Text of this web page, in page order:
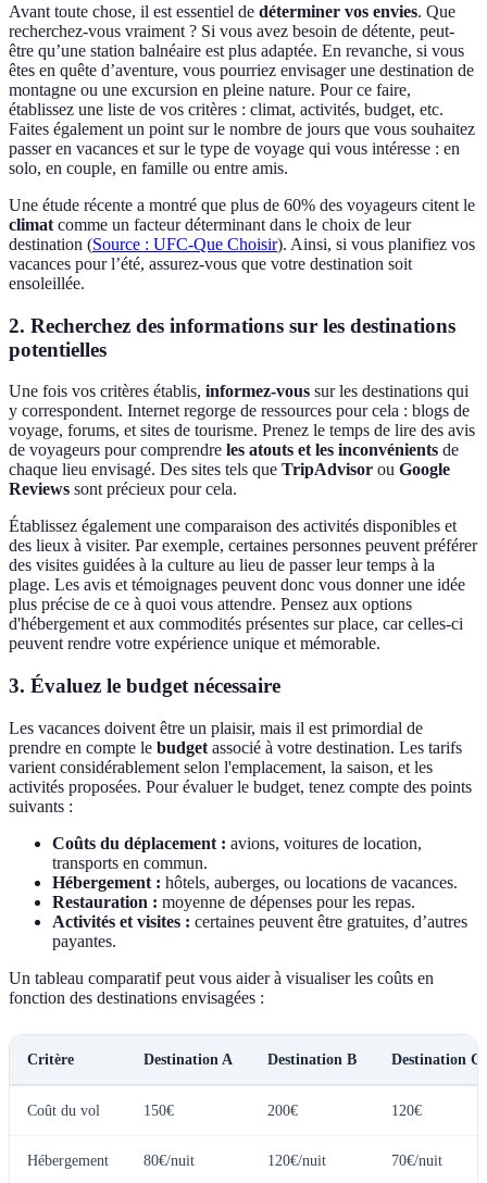
Avant toute chose, il est essentiel de déterminer vos envies. Que
recherchez-vous vraiment ? Si vous avez besoin de détente, peut-
être qu’une station balnéaire est plus adaptée. En revanche, si vous
êtes en quête d’aventure, vous pourriez envisager une destination de
montagne ou une excursion en pleine nature. Pour ce faire,
établissez une liste de vos critères : climat, activités, budget, etc.
Faites également un point sur le nombre de jours que vous souhaitez
passer en vacances et sur le type de voyage qui vous intéresse : en
solo, en couple, en famille ou entre amis.
Une étude récente a montré que plus de 60% des voyageurs citent le
climat comme un facteur déterminant dans le choix de leur
destination (Source : UFC-Que Choisir). Ainsi, si vous planifiez vos
vacances pour l’été, assurez-vous que votre destination soit
ensoleillée.
2. Recherchez des informations sur les destinations
potentielles
Une fois vos critères établis, informez-vous sur les destinations qui
y correspondent. Internet regorge de ressources pour cela : blogs de
voyage, forums, et sites de tourisme. Prenez le temps de lire des avis
de voyageurs pour comprendre les atouts et les inconvénients de
chaque lieu envisagé. Des sites tels que TripAdvisor ou Google
Reviews sont précieux pour cela.
Établissez également une comparaison des activités disponibles et
des lieux à visiter. Par exemple, certaines personnes peuvent préférer
des visites guidées à la culture au lieu de passer leur temps à la
plage. Les avis et témoignages peuvent donc vous donner une idée
plus précise de ce à quoi vous attendre. Pensez aux options
d'hébergement et aux commodités présentes sur place, car celles-ci
peuvent rendre votre expérience unique et mémorable.
3. Évaluez le budget nécessaire
Les vacances doivent être un plaisir, mais il est primordial de
prendre en compte le budget associé à votre destination. Les tarifs
varient considérablement selon l'emplacement, la saison, et les
activités proposées. Pour évaluer le budget, tenez compte des points
suivants :
Coûts du déplacement : avions, voitures de location,
transports en commun.
Hébergement : hôtels, auberges, ou locations de vacances.
Restauration : moyenne de dépenses pour les repas.
Activités et visites : certaines peuvent être gratuites, d’autres
payantes.
Un tableau comparatif peut vous aider à visualiser les coûts en
fonction des destinations envisagées :
Critère Destination A Destination B Destination C
Coût du vol 150€ 200€ 120€
Hébergement 80€/nuit 120€/nuit 70€/nuit